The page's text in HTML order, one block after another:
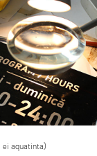
aquatinta)